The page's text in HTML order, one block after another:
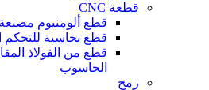
قطعة CNC
قطع ألومنيوم
قطع نحاسية للتحكم
قطع من الفولاذ
الحاسوب
رمح